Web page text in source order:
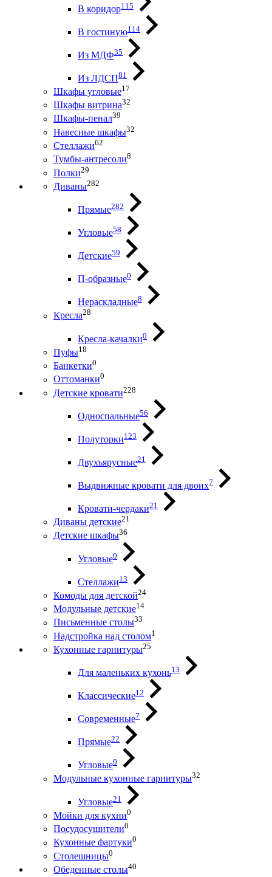
В коридор115
В гостиную114
Из МДФ35
Из ЛДСП81
Шкафы угловые17
Шкафы витрина32
Шкафы-пенал39
Навесные шкафы32
Стеллажи62
Тумбы-антресоли8
Полки29
Диваны282
Прямые282
Угловые58
Детские59
П-образные0
Нераскладные8
Кресла28
Кресла-качалки0
Пуфы18
Банкетки0
Оттоманки0
Детские кровати228
Односпальные56
Полуторки123
Двухъярусные21
Выдвижные кровати для двоих7
Кровати-чердаки21
Диваны детские21
Детские шкафы36
Угловые0
Стеллажи13
Комоды для детской24
Модульные детские14
Письменные столы33
Надстройка над столом1
Кухонные гарнитуры25
Для маленьких кухонь13
Классические12
Современные7
Прямые22
Угловые0
Модульные кухонные гарнитуры32
Угловые21
Мойки для кухни0
Посудосушители0
Кухонные фартуки0
Столешницы0
Обеденные столы40